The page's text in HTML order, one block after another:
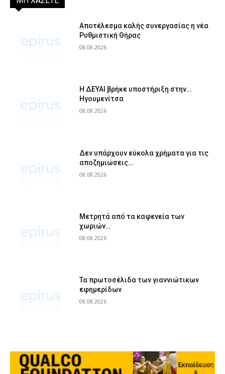
Αποτέλεσμα καλής συνεργασίας η νέα
Ρυθμιστική Θήρας
08.08.2026
Η ΔΕΥΑΙ βρήκε υποστήριξη στην…
Ηγουμενίτσα
08.08.2026
Δεν υπάρχουν εύκολα χρήματα για τις
αποζημιώσεις…
08.08.2026
Μετρητά από τα καφενεία των
χωριών…
08.08.2026
Τα πρωτοσέλιδα των γιαννιώτικων
εφημερίδων
08.08.2026